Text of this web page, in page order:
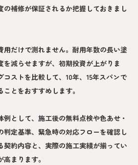
の補修が保証されるか把握しておきまし
用だけで測れません。耐用年数の長い塗
を減らせますが、初期投資が上がりま
ストを比較して、10年、15年スパンで
とをおすすめします。
例として、施工後の無料点検や色あせ・
判定基準、緊急時の対応フローを確認し
契約内容と、実際の施工実績が揃ってい
まります。